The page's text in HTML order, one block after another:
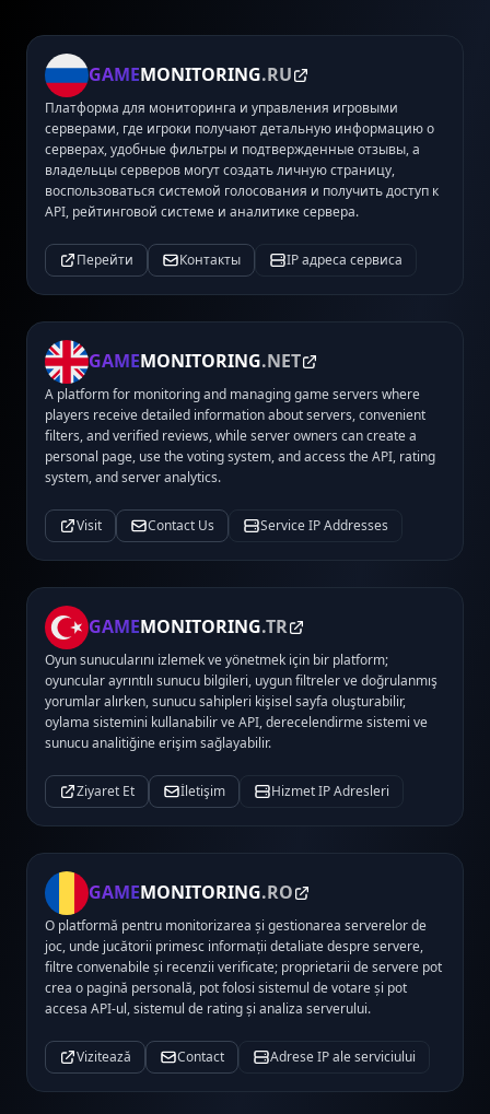
GAMEMONITORING.RU
Платформа для мониторинга и управления игровыми
серверами, где игроки получают детальную информацию о
серверах, удобные фильтры и подтвержденные отзывы, а
владельцы серверов могут создать личную страницу,
воспользоваться системой голосования и получить доступ к
API, рейтинговой системе и аналитике сервера.
Перейти Контакты IP адреса сервиса
GAMEMONITORING.NET
A platform for monitoring and managing game servers where
players receive detailed information about servers, convenient
filters, and verified reviews, while server owners can create a
personal page, use the voting system, and access the API, rating
system, and server analytics.
Visit Contact Us Service IP Addresses
GAMEMONITORING.TR
Oyun sunucularını izlemek ve yönetmek için bir platform;
oyuncular ayrıntılı sunucu bilgileri, uygun filtreler ve doğrulanmış
yorumlar alırken, sunucu sahipleri kişisel sayfa oluşturabilir,
oylama sistemini kullanabilir ve API, derecelendirme sistemi ve
sunucu analitiğine erişim sağlayabilir.
Ziyaret Et İletişim Hizmet IP Adresleri
GAMEMONITORING.RO
O platformă pentru monitorizarea și gestionarea serverelor de
joc, unde jucătorii primesc informații detaliate despre servere,
filtre convenabile și recenzii verificate; proprietarii de servere pot
crea o pagină personală, pot folosi sistemul de votare și pot
accesa API-ul, sistemul de rating și analiza serverului.
Vizitează Contact Adrese IP ale serviciului